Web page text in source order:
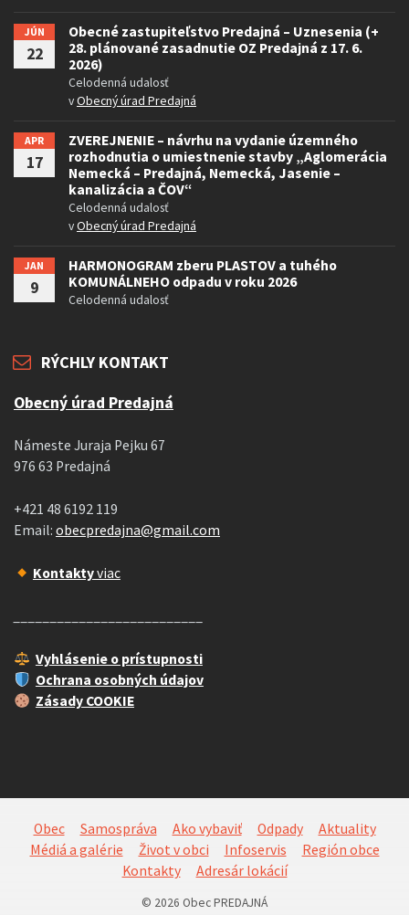
JÚN
22
Obecné zastupiteľstvo Predajná – Uznesenia (+
28. plánované zasadnutie OZ Predajná z 17. 6.
2026)
Celodenná udalosť
vObecný úrad Predajná
APR
17
ZVEREJNENIE – návrhu na vydanie územného
rozhodnutia o umiestnenie stavby „Aglomerácia
Nemecká – Predajná, Nemecká, Jasenie –
kanalizácia a ČOV“
Celodenná udalosť
vObecný úrad Predajná
JAN
9
HARMONOGRAM zberu PLASTOV a tuhého
KOMUNÁLNEHO odpadu v roku 2026
Celodenná udalosť
RÝCHLY KONTAKT
Obecný úrad Predajná
Námeste Juraja Pejku 67
976 63 Predajná
+421 48 6192 119
Email: obecpredajna@gmail.com
Kontaktyviac
Vyhlásenie o prístupnosti
Ochrana osobných údajov
Zásady COOKIE
Obec Samospráva Ako vybaviť Odpady
Aktuality
Médiá a galérie
Život v obci Infoservis
Región obce
Kontakty
Adresár lokácií
© 2026 Obec PREDAJNÁ